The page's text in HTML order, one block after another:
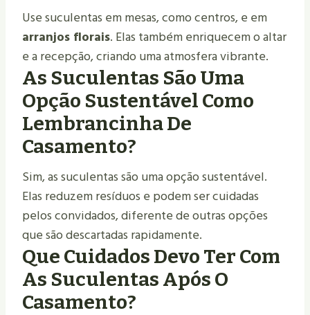
Use suculentas em mesas, como centros, e em
arranjos florais. Elas também enriquecem o altar
e a recepção, criando uma atmosfera vibrante.
As Suculentas São Uma
Opção Sustentável Como
Lembrancinha De
Casamento?
Sim, as suculentas são uma opção sustentável.
Elas reduzem resíduos e podem ser cuidadas
pelos convidados, diferente de outras opções
que são descartadas rapidamente.
Que Cuidados Devo Ter Com
As Suculentas Após O
Casamento?